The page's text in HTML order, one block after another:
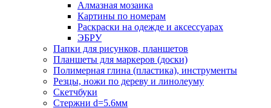
Алмазная мозаика
Картины по номерам
Раскраски на одежде и аксессуарах
ЭБРУ
Папки для рисунков, планшетов
Планшеты для маркеров (доски)
Полимерная глина (пластика), инструменты
Резцы, ножи по дереву и линолеуму
Скетчбуки
Стержни d=5.6мм